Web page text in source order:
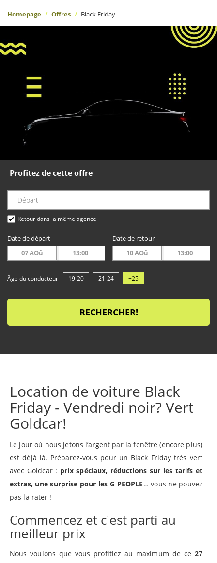
Homepage Offres Black Friday
Profitez de cette offre
Retour dans la même agence
Date de départ
07 AOû
13:00
Date de retour
10 AOû
13:00
Âge du conducteur 19-20 21-24 +25
RECHERCHER!
Location de voiture Black
Friday - Vendredi noir? Vert
Goldcar!
Le jour où nous jetons l’argent par la fenêtre (encore plus)
est déjà là. Préparez-vous pour un Black Friday très vert
avec Goldcar : prix spéciaux, réductions sur les tarifs et
extras, une surprise pour les G PEOPLE… vous ne pouvez
pas la rater !
Commencez et c'est parti au
meilleur prix
Nous voulons que vous profitiez au maximum de ce 27